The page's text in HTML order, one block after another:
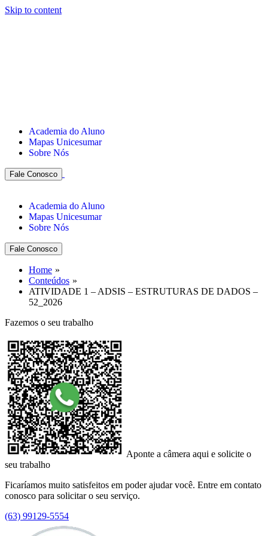
Skip to content
Academia do Aluno
Mapas Unicesumar
Sobre Nós
Fale Conosco
Academia do Aluno
Mapas Unicesumar
Sobre Nós
Fale Conosco
Home
Conteúdos
ATIVIDADE 1 – ADSIS – ESTRUTURAS DE DADOS –
52_2026
Fazemos o seu trabalho
Aponte a câmera aqui e solicite o
seu trabalho
Ficaríamos muito satisfeitos em poder ajudar você. Entre em contato
conosco para solicitar o seu serviço.
(63) 99129-5554